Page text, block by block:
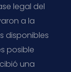
legal del
a la
disponibles
posible
una